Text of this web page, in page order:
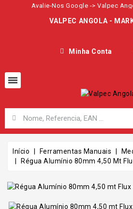
Avalie-Nos Google -> Valpec
VALPEC ANGOLA -
Minha Conta
Início Ferramentas Manuais
Régua Alumínio 80mm 4,50 Mt